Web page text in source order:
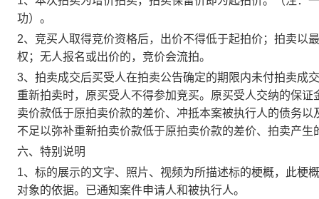
功）。
2、竞买人取得竞价资格后，出价不得低于起拍价；拍卖以
权；无人报名或出价的，竞价会流拍。
3、拍卖成交后买受人在拍卖公告确定的期限内未付拍卖成
重新拍卖时，原买受人不得参加竞买。原买受人交纳的保
卖价款低于原拍卖价款的差价、冲抵本案被执行人的债务
不足以弥补重新拍卖价款低于原拍卖价款的差价、拍卖产
六、特别说明
1、标的展示的文字、照片、视频为所描述标的梗概，此梗
对象的依据。已通知案件申请人和被执行人。